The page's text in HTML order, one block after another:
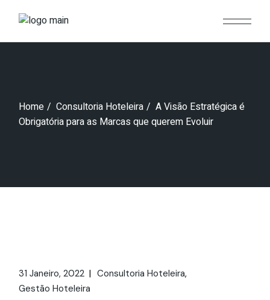
Home Consultoria Hoteleira
A Visão Estratégica é
Obrigatória para as Marcas que querem Evoluir
31 Janeiro, 2022
Consultoria Hoteleira
Gestão Hoteleira